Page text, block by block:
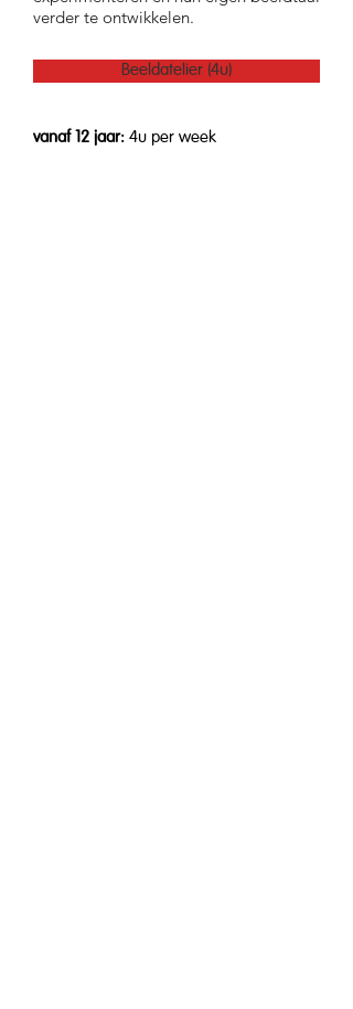
verder te ontwikkelen.
Beeldatelier (4u)
vanaf 12 jaar: 4u per week